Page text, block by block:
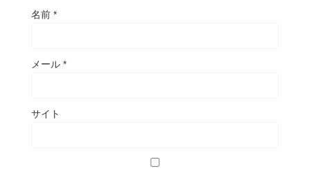
名前 *
メール *
サイト